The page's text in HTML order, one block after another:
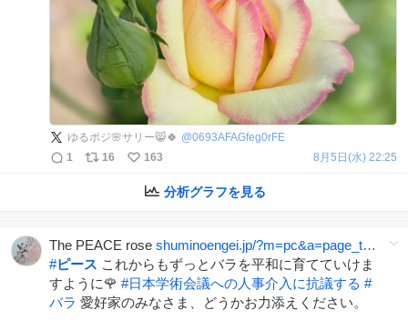
ゆるポジ🌸サリー😸🍀 @0693AFAGfeg0rFE
1
16 163 8月5日(水) 22:25
分析グラフを見る
The PEACE rose shuminoengei.jp/?m=pc&a=page_t…
#ピース これからもずっとバラを平和に育てていけま
すように🌹 #日本学術会議への人事介入に抗議する #
バラ 愛好家のみなさま、どうかお力添えください。